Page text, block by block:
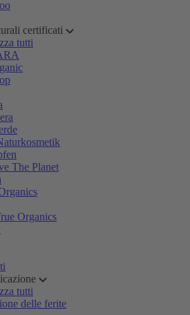
certificati
tutti
The Planet
Organics
tutti
delle ferite